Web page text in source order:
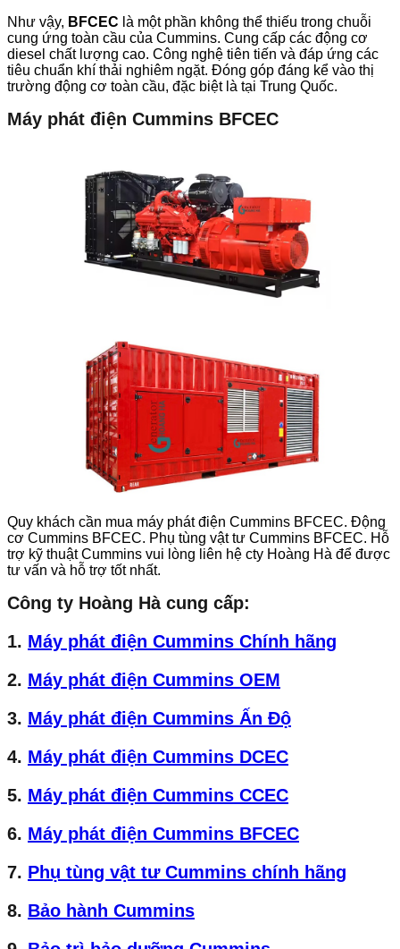
Như vậy, BFCEC là một phần không thể thiếu trong chuỗi
cung ứng toàn cầu của Cummins. Cung cấp các động cơ
diesel chất lượng cao. Công nghệ tiên tiến và đáp ứng các
tiêu chuẩn khí thải nghiêm ngặt. Đóng góp đáng kể vào thị
trường động cơ toàn cầu, đặc biệt là tại Trung Quốc.
Máy phát điện Cummins BFCEC
Quy khách cần mua máy phát điện Cummins BFCEC. Động
cơ Cummins BFCEC. Phụ tùng vật tư Cummins BFCEC. Hỗ
trợ kỹ thuật Cummins vui lòng liên hệ cty Hoàng Hà để được
tư vấn và hỗ trợ tốt nhất.
Công ty Hoàng Hà cung cấp:
1. Máy phát điện Cummins Chính hãng
2. Máy phát điện Cummins OEM
3. Máy phát điện Cummins Ấn Độ
4. Máy phát điện Cummins DCEC
5. Máy phát điện Cummins CCEC
6. Máy phát điện Cummins BFCEC
7. Phụ tùng vật tư Cummins chính hãng
8. Bảo hành Cummins